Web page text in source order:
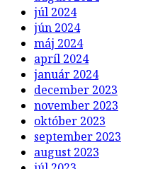
júl 2024
jún 2024
máj 2024
apríl 2024
január 2024
december 2023
november 2023
október 2023
september 2023
august 2023